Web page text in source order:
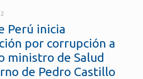
Perú inicia
por corrupción a
ministro de Salud
de Pedro Castillo